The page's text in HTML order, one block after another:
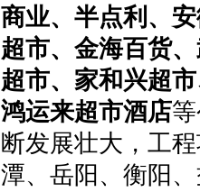
商业、半点利、
超市、金海百货
超市、家和兴超
鸿运来超市酒店
断发展壮大，工
潭、岳阳、衡阳